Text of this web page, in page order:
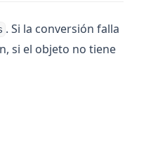
. Si la conversión falla
si el objeto no tiene